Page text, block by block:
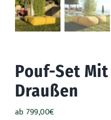
Pouf-Set
Draußen
ab 799,00€